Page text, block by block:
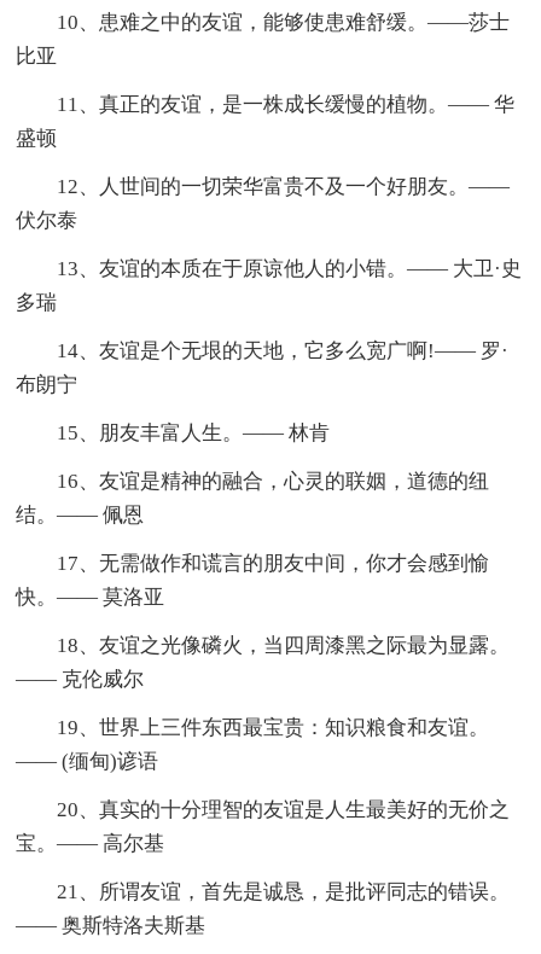
10、患难之中的友谊，能够使患难舒缓。——莎士
比亚
11、真正的友谊，是一株成长缓慢的植物。—— 华
盛顿
12、人世间的一切荣华富贵不及一个好朋友。——
伏尔泰
13、友谊的本质在于原谅他人的小错。—— 大卫·史
多瑞
14、友谊是个无垠的天地，它多么宽广啊!—— 罗·
布朗宁
15、朋友丰富人生。—— 林肯
16、友谊是精神的融合，心灵的联姻，道德的纽
结。—— 佩恩
17、无需做作和谎言的朋友中间，你才会感到愉
快。—— 莫洛亚
18、友谊之光像磷火，当四周漆黑之际最为显露。
—— 克伦威尔
19、世界上三件东西最宝贵：知识粮食和友谊。
—— (缅甸)谚语
20、真实的十分理智的友谊是人生最美好的无价之
宝。—— 高尔基
21、所谓友谊，首先是诚恳，是批评同志的错误。
—— 奥斯特洛夫斯基